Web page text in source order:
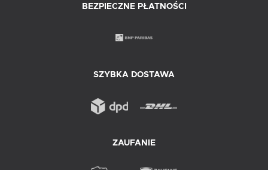
BEZPIECZNE PŁATNOŚCI
SZYBKA DOSTAWA
ZAUFANIE